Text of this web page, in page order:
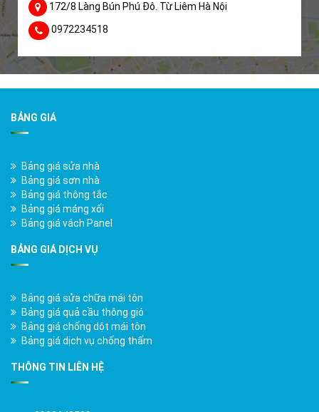
172/8 Làng Bún Phú Đô. Từ Liêm Hà Nội
0972234518
BẢNG GIÁ
Bảng giá sửa nhà
Bảng giá sơn nhà
Bảng giá thông tắc
Bảng giá máng xối
Bảng giá vách Panel
BẢNG GIÁ DỊCH VỤ
Bảng giá sửa chữa mái tôn
Bảng giá quả cầu thông gió
Bảng giá chống dột mái tôn
Bảng giá dịch vụ chống thấm
THÔNG TIN LIÊN HỆ